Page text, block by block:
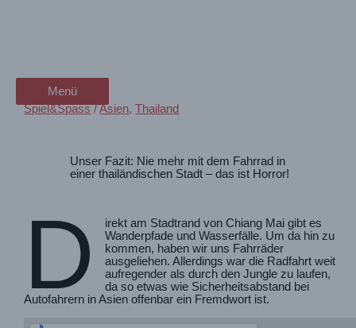
Menü
Menü
Spiel&Spass/Asien,Thailand
Unser Fazit: Nie mehr mit dem Fahrrad in
einer thailändischen Stadt – das ist Horror!
D
irekt am Stadtrand von Chiang Mai gibt es
Wanderpfade und Wasserfälle. Um da hin zu
kommen, haben wir uns Fahrräder
ausgeliehen. Allerdings war die Radfahrt weit
aufregender als durch den Jungle zu laufen,
da so etwas wie Sicherheitsabstand bei
Autofahrern in Asien offenbar ein Fremdwort ist.